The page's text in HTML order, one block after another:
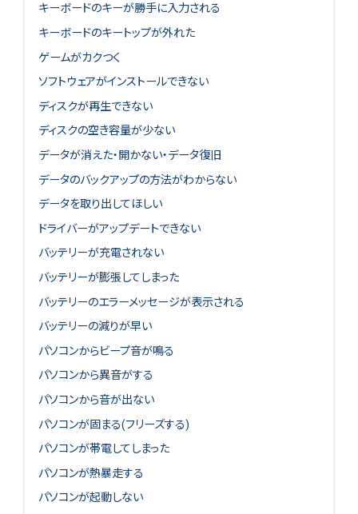
キーボードのキーが勝手に入力される
キーボードのキートップが外れた
ゲームがカクつく
ソフトウェアがインストールできない
ディスクが再生できない
ディスクの空き容量が少ない
データが消えた・開かない・データ復旧
データのバックアップの方法がわからない
データを取り出してほしい
ドライバーがアップデートできない
バッテリーが充電されない
バッテリーが膨張してしまった
バッテリーのエラーメッセージが表示される
バッテリーの減りが早い
パソコンからビープ音が鳴る
パソコンから異音がする
パソコンから音が出ない
パソコンが固まる(フリーズする)
パソコンが帯電してしまった
パソコンが熱暴走する
パソコンが起動しない